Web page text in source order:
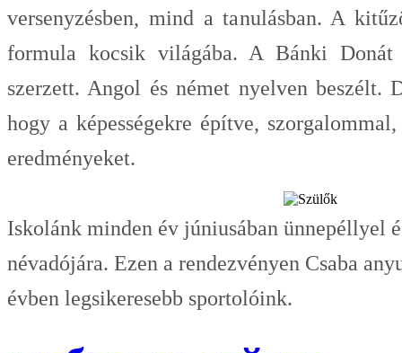
versenyzésben, mind a tanulásban. A
formula kocsik világába. A Bánki Donát
szerzett. Angol és német nyelven
hogy a képességekre építve,
eredményeket.
Iskolánk minden év júniusában ünnepéllyel
névadójára. Ezen a rendezvényen Csaba
évben legsikeresebb sportolóink.